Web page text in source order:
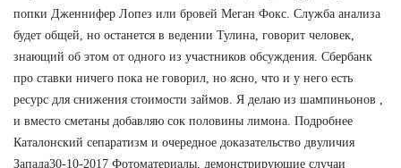
попки Дженнифер Лопез или бровей Меган Фокс. Служба анализа
будет общей, но останется в ведении Тулина, говорит человек,
знающий об этом от одного из участников обсуждения. Сбербанк
про ставки ничего пока не говорил, но ясно, что и у него есть
ресурс для снижения стоимости займов. Я делаю из шампиньонов ,
и вместо сметаны добавляю сок половины лимона. Подробнее
Каталонский сепаратизм и очередное доказательство двуличия
Запада30-10-2017 Фотоматериалы, демонстрирующие случаи